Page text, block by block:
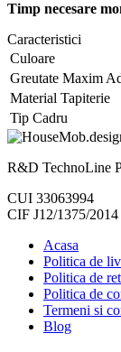
Timp necesare
Caracteristici
Culoare
Greutate Maxim
Material Tapiterie
Tip Cadru
R&D TechnoLine
CUI 33063994
CIF J12/1375/2014
Acasa
Politica de
Politica de
Politica de
Termeni si
Blog